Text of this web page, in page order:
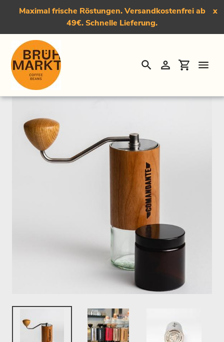
Direkt
Maximal frische Röstungen. Versandkostenfrei ab
49€. Schnelle Lieferung.
x
SuchenEinloggen
Startseite › Kaffeemühle